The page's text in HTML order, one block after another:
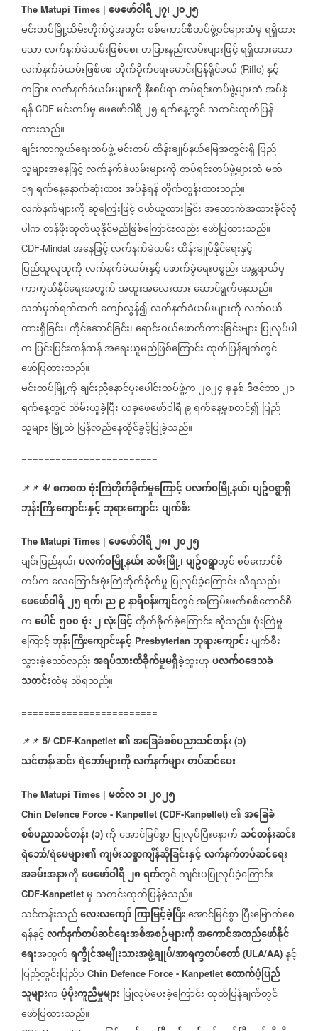
The Matupi Times | ဖေဖော်ဝါရီ၂၇၊၂၀၂၅
မင်းတပ်မြို့သိမ်းတိုက်ပွဲအတွင်းစစ်ကောင်စီတပ်ဖွဲ့ဝင်များထံမှရရှိထား
သောလက်နက်ခဲယမ်းဖြစ်စေ၊တခြားနည်းလမ်းများဖြင့်ရရှိထားသော
လက်နက်ခဲယမ်းဖြစ်စေတိုက်ခိုက်ရေးမောင်းပြန်ရိုင်ဖယ် (Rifle) နှင့်
တခြားလက်နက်ခဲယမ်းများကိုနီးစပ်ရာတပ်ရင်းတပ်ဖွဲ့များထံအပ်နှံ
ရန် CDF မင်းတပ်မှဖေဖော်ဝါရီ၂၅ရက်နေ့တွင်သတင်းထုတ်ပြန်
ထားသည်။
ချင်းကာကွယ်ရေးတပ်ဖွဲ့မင်းတပ်ထိန်းချုပ်နယ်မြေအတွင်းရှိ ပြည်
သူများအနေဖြင့်လက်နက်ခဲယမ်းများကိုတပ်ရင်းတပ်ဖွဲ့များထံမတ်
၁၅ရက်နေ့နောက်ဆုံးထားအပ်နှံရန်တိုက်တွန်းထားသည်။
လက်နက်များကိုဆုကြေးဖြင့်ဝယ်ယူထားခြင်းအထောက်အထားခိုင်လုံ
ပါကတန်ဖိုးထုတ်ယူနိုင်မည်ဖြစ်ကြောင်းလည်းဖော်ပြထားသည်။
CDF-Mindat အနေဖြင့်လက်နက်ခဲယမ်းထိန်းချုပ်နိုင်ရေးနှင့်
ပြည်သူလူထုကိုလက်နက်ခဲယမ်းနှင့်ဖောက်ခွဲရေးပစ္စည်းအန္တရာယ်မှ
ကာကွယ်နိုင်ရေးအတွက်အထူးအလေးထားဆောင်ရွက်နေသည်။
သတ်မှတ်ရက်ထက်ကျော်လွန်၍လက်နက်ခဲယမ်းများကိုလက်ဝယ်
ထားရှိခြင်း၊ကိုင်ဆောင်ခြင်း၊ရောင်းဝယ်ဖောက်ကားခြင်းများ ပြုလုပ်ပါ
က ပြင်းပြင်းထန်ထန်အရေးယူမည်ဖြစ်ကြောင်းထုတ်ပြန်ချက်တွင်
ဖော်ပြထားသည်။
မင်းတပ်မြို့ကိုချင်းညီနောင်ပူးပေါင်းတပ်ဖွဲ့က၂၀၂၄ခုနှစ်ဒီဇင်ဘာ၂၁
ရက်နေ့တွင်သိမ်းယူခဲ့ပြီးယခုဖေဖော်ဝါရီ ၉ရက်နေ့မှစတင်၍ ပြည်
သူများ မြို့ထဲ ပြန်လည်နေထိုင်ခွင့်ပြုခဲ့သည်။
========================
📌📌 4/ စကစကဗုံးကြဲတိုက်ခိုက်မှုကြောင့်ပလက်ဝမြို့နယ်၊ပျဥ်ဝရွာရှိ
ဘုန်းကြီးကျောင်းနှင့်ဘုရားကျောင်းပျက်စီး
The Matupi Times | ဖေဖော်ဝါရီ၂၈၊၂၀၂၅
ချင်းပြည်နယ်၊ပလက်ဝမြို့နယ်၊ဆမီးမြို့၊ပျဥ်ဝရွာတွင်စစ်ကောင်စီ
တပ်ကလေကြောင်းဗုံးကြဲတိုက်ခိုက်မှု ပြုလုပ်ခဲ့ကြောင်း သိရသည်။
ဖေဖော်ဝါရီ၂၅ရက်၊ ည၉နာရီဝန်းကျင်တွင်အကြမ်းဖက်စစ်ကောင်စီ
ကပေါင် ၅၀၀ဗုံး၂လုံးဖြင့်တိုက်ခိုက်ခဲ့ကြောင်းဆိုသည်။ဗုံးကြဲမှု
ကြောင့်ဘုန်းကြီးကျောင်းနှင့် Presbyterian ဘုရားကျောင်းပျက်စီး
သွားခဲ့သော်လည်းအရပ်သားထိခိုက်မှုမရှိခဲ့ဘူးဟုပလက်ဝဒေသခံ
သတင်းထံမှ သိရသည်။
========================
📌📌 5/ CDF-Kanpetlet ၏အခြေခံစစ်ပညာသင်တန်း (၁)
သင်တန်းဆင်းရဲဘော်များကိုလက်နက်များတပ်ဆင်ပေး
The Matupi Times | မတ်လ၁၊၂၀၂၅
Chin Defence Force - Kanpetlet (CDF-Kanpetlet) ၏အခြေခံ
စစ်ပညာသင်တန်း (၁) ကိုအောင်မြင်စွာပြုလုပ်ပြီးနောက်သင်တန်းဆင်း
ရဲဘော်/ရဲမေများ၏ကျမ်းသစ္စာကျိန်ဆိုခြင်းနှင့်လက်နက်တပ်ဆင်ရေး
အခမ်းအနားကိုဖေဖော်ဝါရီ၂၈ရက်တွင်ကျင်းပပြုလုပ်ခဲ့ကြောင်း
CDF-Kanpetlet မှ သတင်းထုတ်ပြန်ခဲ့သည်။
သင်တန်းသည်လေးလကျော်ကြာမြင့်ခဲ့ပြီးအောင်မြင်စွာပြီးမြောက်စေ
ရန်နှင့်လက်နက်တပ်ဆင်ရေးအစီအစဉ်များကိုအကောင်အထည်ဖော်နိုင်
ရေးအတွက်ရက္ခိုင်အမျိုးသားအဖွဲ့ချုပ်/အာရက္ခတပ်တော် (ULA/AA) နှင့်
ပြည်တွင်းပြည်ပ Chin Defence Force - Kanpetlet ထောက်ပံ့ပြည်
သူများကပံ့ပိုးကူညီမှုများ ပြုလုပ်ပေးခဲ့ကြောင်းထုတ်ပြန်ချက်တွင်
ဖော်ပြထားသည်။